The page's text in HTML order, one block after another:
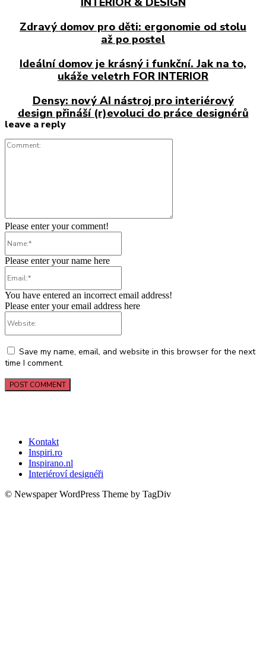
Zdravý domov pro děti: ergonomie od stolu
až po postel
Ideální domov je krásný i funkční. Jak na to,
ukáže veletrh FOR INTERIOR
Densy: nový AI nástroj pro interiérový
design přináší (r)evoluci do práce designérů
leave a reply
Please enter your comment!
Please enter your name here
You have entered an incorrect email address!
Please enter your email address here
Save my name, email, and website in this browser for the next
time I comment.
Kontakt
Inspiri.ro
Inspirano.nl
Interiéroví designéři
© Newspaper WordPress Theme by TagDiv